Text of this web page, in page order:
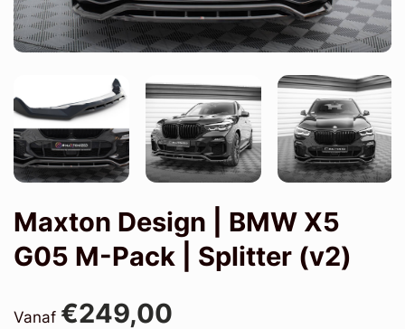
Maxton Design | BMW X5
G05 M-Pack | Splitter (v2)
Vanaf €249,00